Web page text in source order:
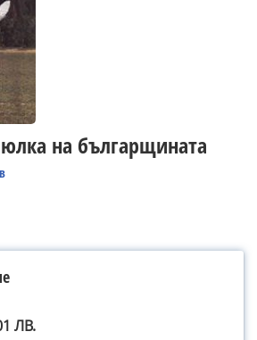
на българщината
ЛВ.